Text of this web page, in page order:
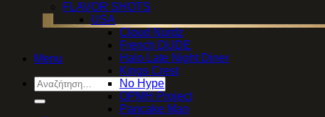
Menu
Αναζήτηση
για:
FLAVOR SHOTS
USA
Cloud Nurdz
French DUDE
Halo Late Night Diner
Kings Crest
No Hype
OPMH Project
Pancake Man